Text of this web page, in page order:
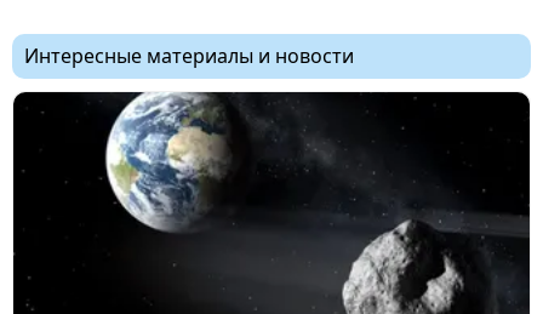
Интересные материалы и новости